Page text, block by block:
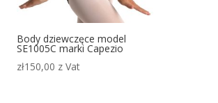
Body dziewczęce model
SE1005C marki Capezio
zł150,00 z Vat